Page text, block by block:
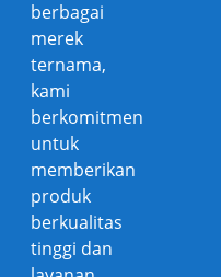
berbagai
merek
ternama,
kami
berkomitmen
untuk
memberikan
produk
berkualitas
tinggi dan